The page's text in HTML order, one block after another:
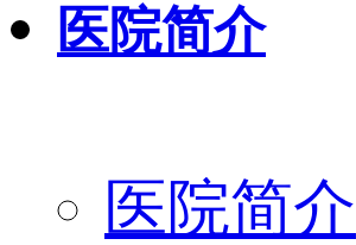
医院简介
医院简介